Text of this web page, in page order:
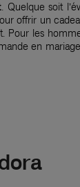
. Quelque soit
offrir un
Pour les
en